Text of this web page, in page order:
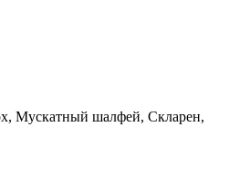
Мускатный шалфей, Скларен,